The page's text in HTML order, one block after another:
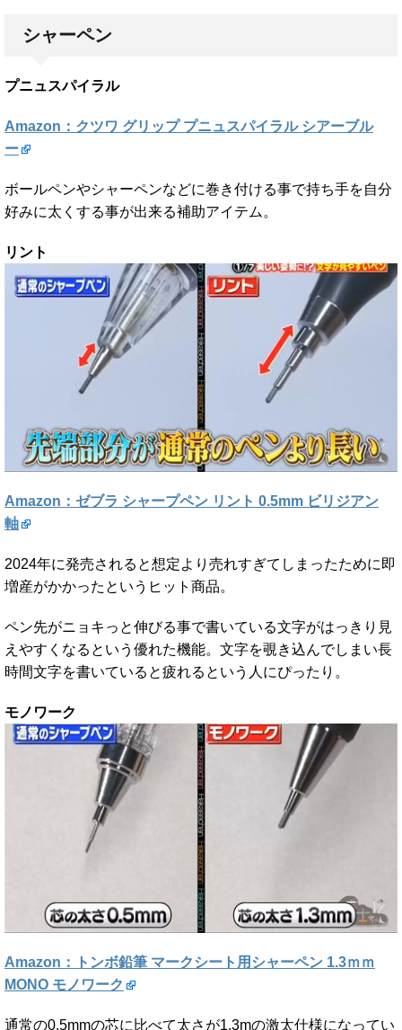
シャーペン
プニュスパイラル
Amazon：クツワ グリップ プニュスパイラル シアーブル
ー
ボールペンやシャーペンなどに巻き付ける事で持ち手を自分
好みに太くする事が出来る補助アイテム。
リント
Amazon：ゼブラ シャープペン リント 0.5mm ビリジアン
軸
2024年に発売されると想定より売れすぎてしまったために即
増産がかかったというヒット商品。
ペン先がニョキっと伸びる事で書いている文字がはっきり見
えやすくなるという優れた機能。文字を覗き込んでしまい長
時間文字を書いていると疲れるという人にぴったり。
モノワーク
Amazon：トンボ鉛筆 マークシート用シャーペン 1.3ｍｍ
MONO モノワーク
通常の0.5mmの芯に比べて太さが1.3mの激太仕様になってい